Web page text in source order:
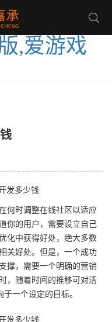
,爱游戏
何时调整在线社区以适应
你的用户，需要设立自己
化中获得好处，绝大多数
关好处。但是，一个成功
撑，需要一个明确的营销
，随着时间的推移可对活
一个设定的目标。